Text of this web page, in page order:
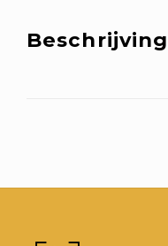
Beschrijving